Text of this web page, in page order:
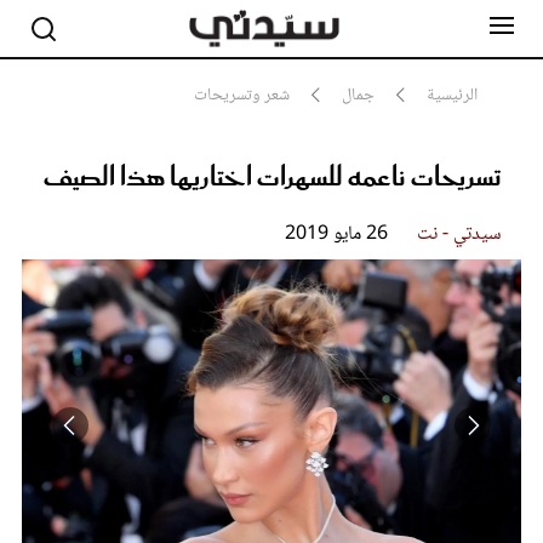
الرئيسية جمال شعر وتسريحات
تسريحات ناعمه للسهرات اختاريها هذا الصيف
سيدتي - نت 26 مايو 2019
مشاهير
جمال
صحة ورشاقة
سيدتي وطفلك
لايف ستايل
بلس+
فيديو
مطبخ سيدتي